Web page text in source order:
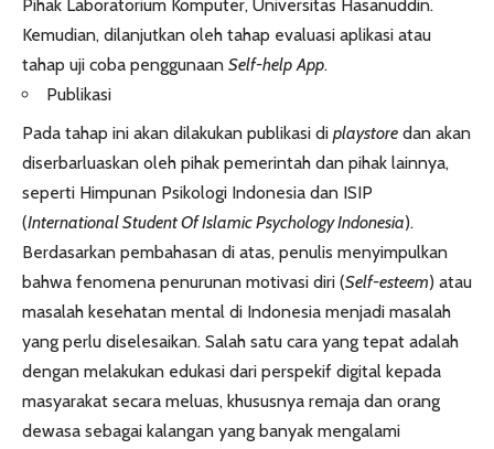
Pihak Laboratorium Komputer, Universitas Hasanuddin.
Kemudian, dilanjutkan oleh tahap evaluasi aplikasi atau
tahap uji coba penggunaan Self-help App.
Publikasi
Pada tahap ini akan dilakukan publikasi di playstore dan akan
diserbarluaskan oleh pihak pemerintah dan pihak lainnya,
seperti Himpunan Psikologi Indonesia dan ISIP
(International Student Of Islamic Psychology Indonesia).
Berdasarkan pembahasan di atas, penulis menyimpulkan
bahwa fenomena penurunan motivasi diri (Self-esteem) atau
masalah kesehatan mental di Indonesia menjadi masalah
yang perlu diselesaikan. Salah satu cara yang tepat adalah
dengan melakukan edukasi dari perspekif digital kepada
masyarakat secara meluas, khususnya remaja dan orang
dewasa sebagai kalangan yang banyak mengalami